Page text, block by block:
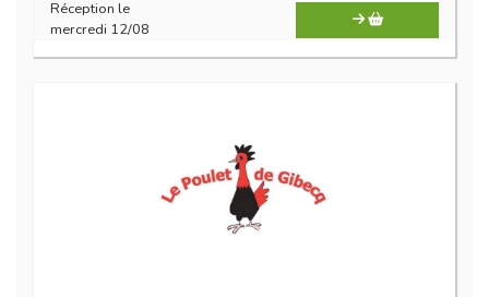
Réception le
mercredi 12/08